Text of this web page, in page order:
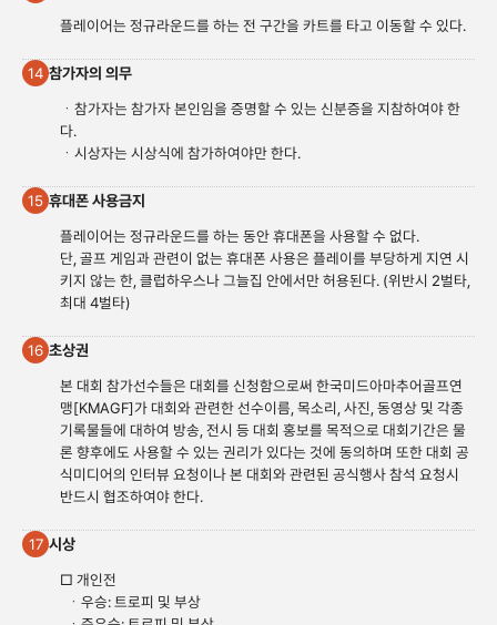
플레이어는 정규라운드를 하는 전 구간을 카트를 타고 이동할 수 있다.
14 참가자의 의무
ㆍ참가자는 참가자 본인임을 증명할 수 있는 신분증을 지참하여야 한
다.
ㆍ시상자는 시상식에 참가하여야만 한다.
15 휴대폰 사용금지
플레이어는 정규라운드를 하는 동안 휴대폰을 사용할 수 없다.
단, 골프 게임과 관련이 없는 휴대폰 사용은 플레이를 부당하게 지연 시
키지 않는 한, 클럽하우스나 그늘집 안에서만 허용된다. (위반시 2벌타,
최대 4벌타)
16 초상권
본 대회 참가선수들은 대회를 신청함으로써 한국미드아마추어골프연
맹[KMAGF]가 대회와 관련한 선수이름, 목소리, 사진, 동영상 및 각종
기록물들에 대하여 방송, 전시 등 대회 홍보를 목적으로 대회기간은 물
론 향후에도 사용할 수 있는 권리가 있다는 것에 동의하며 또한 대회 공
식미디어의 인터뷰 요청이나 본 대회와 관련된 공식행사 참석 요청시
반드시 협조하여야 한다.
17 시상
□ 개인전
ㆍ우승: 트로피 및 부상